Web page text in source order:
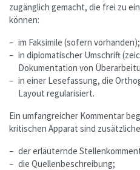
zugänglich gemacht, die frei zu
können:
im Faksimile (sofern vorhanden);
in diplomatischer Umschrift
Dokumentation von
in einer Lesefassung, die
Layout regularisiert.
Ein umfangreicher Kommentar
kritischen Apparat sind
der erläuternde
die Quellenbeschreibung;